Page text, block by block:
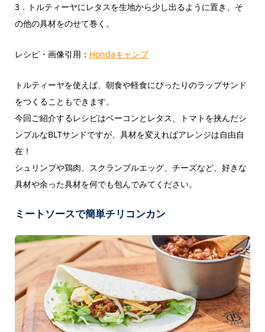
3．トルティーヤにレタスを生地から少し出るように置き、そ
の他の具材をのせて巻く。
レシピ・画像引用： Hondaキャンプ
トルティーヤを使えば、朝食や軽食にぴったりのラップサンド
をつくることもできます。
今回ご紹介するレシピはベーコンとレタス、トマトを挟んだシ
ンプルなBLTサンドですが、具材を変えればアレンジは自由自
在！
シュリンプや鶏肉、スクランブルエッグ、チーズなど、好きな
具材や余った具材を何でも包んでみてください。
ミートソースで簡単チリコンカン